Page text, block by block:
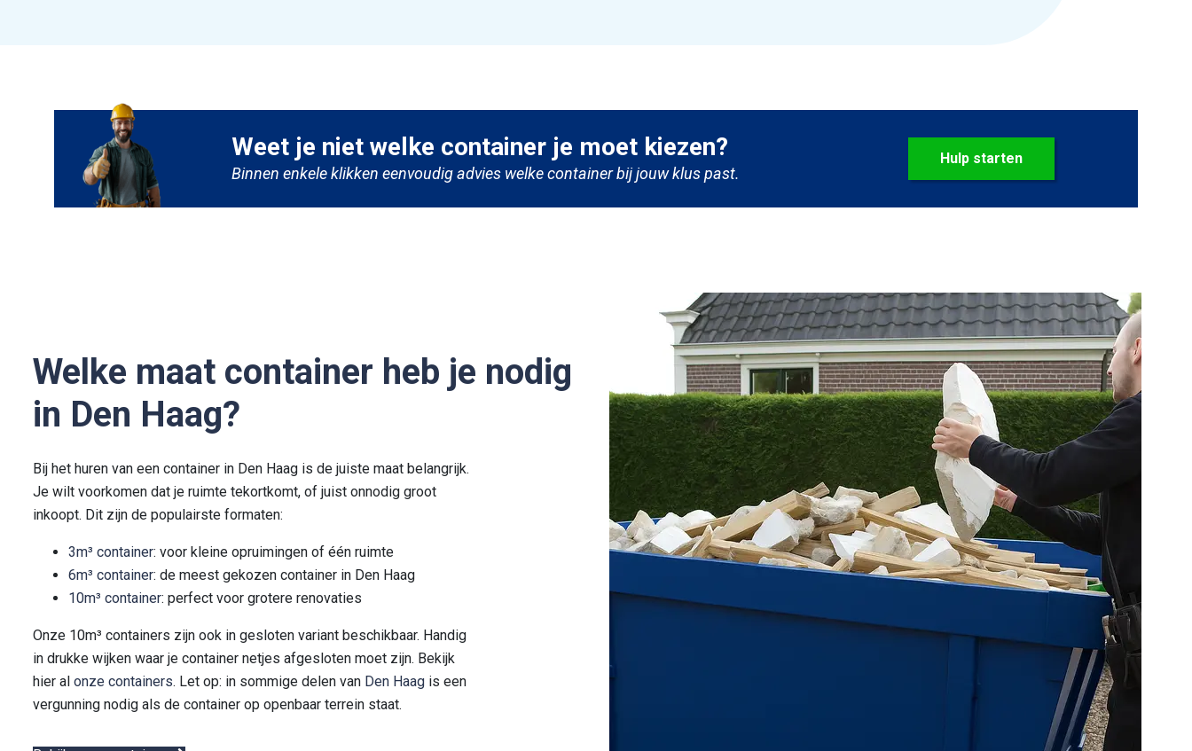
Weet je niet welke container je moet kiezen?
Binnen enkele klikken eenvoudig advies welke container bij jouw klus past.
Hulp starten
Welke maat container heb je nodig
in Den Haag?
Bij het huren van een container in Den Haag is de juiste maat belangrijk.
Je wilt voorkomen dat je ruimte tekortkomt, of juist onnodig groot
inkoopt. Dit zijn de populairste formaten:
3m³ container: voor kleine opruimingen of één ruimte
6m³ container: de meest gekozen container in Den Haag
10m³ container: perfect voor grotere renovaties
Onze 10m³ containers zijn ook in gesloten variant beschikbaar. Handig
in drukke wijken waar je container netjes afgesloten moet zijn. Bekijk
hier al onze containers. Let op: in sommige delen van Den Haag is een
vergunning nodig als de container op openbaar terrein staat.